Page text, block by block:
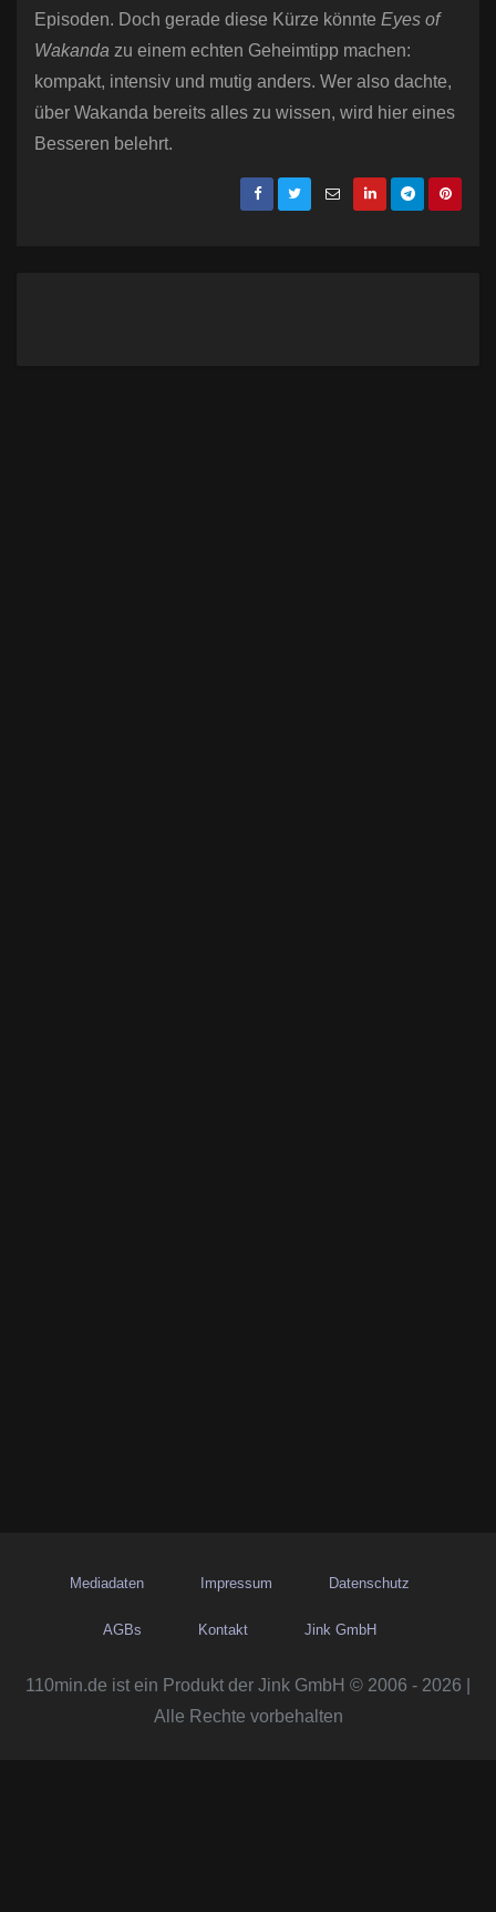
Episoden. Doch gerade diese Kürze könnte Eyes of
Wakanda zu einem echten Geheimtipp machen:
kompakt, intensiv und mutig anders. Wer also dachte,
über Wakanda bereits alles zu wissen, wird hier eines
Besseren belehrt.
Mediadaten Impressum Datenschutz
AGBs Kontakt Jink GmbH
110min.de ist ein Produkt der Jink GmbH © 2006 - 2026 |
Alle Rechte vorbehalten